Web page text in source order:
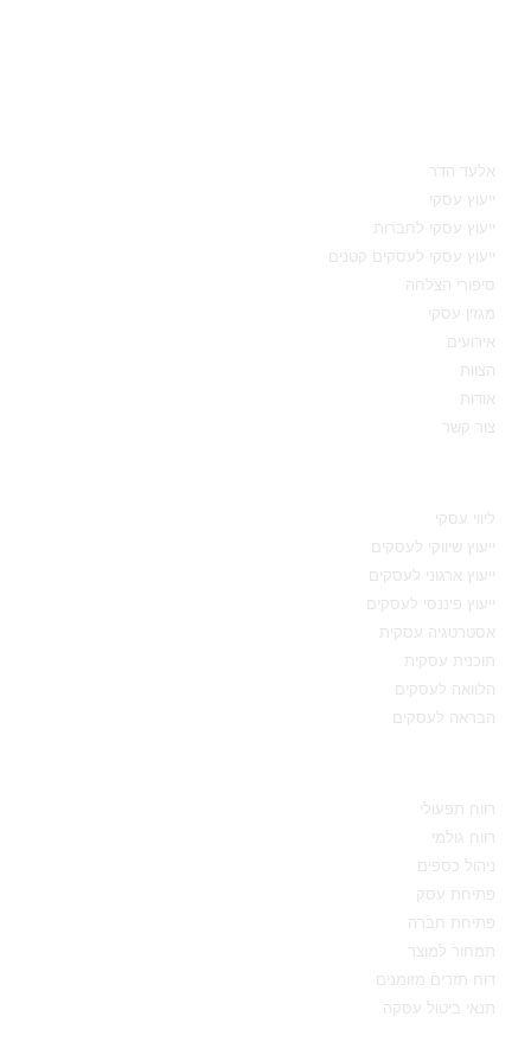
אלעד הדר
ייעוץ עסקי
ייעוץ עסקי לחברות
ייעוץ עסקי לעסקים קטנים
סיפורי הצלחה
מגזין עסקי
אירועים
הצוות
אודות
צור קשר
ליווי עסקי
ייעוץ שיווקי לעסקים
ייעוץ ארגוני לעסקים
ייעוץ פיננסי לעסקים
אסטרטגיה עסקית
תוכנית עסקית
הלוואה לעסקים
הבראה לעסקים
רווח תפעולי
רווח גולמי
ניהול כספים
פתיחת עסק
פתיחת חברה
תמחור למוצר
דוח תזרים מזומנים
תנאי ביטול עסקה